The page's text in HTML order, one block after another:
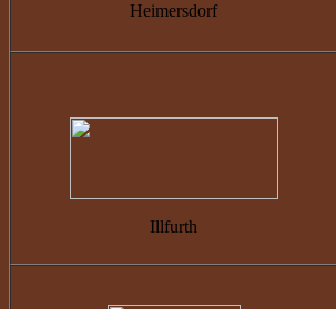
Heimersdorf
Illfurth